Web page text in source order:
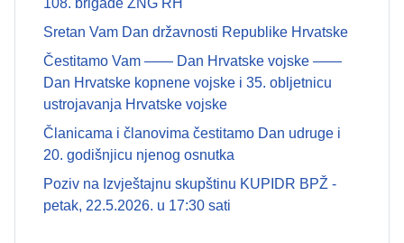
Sretan Vam Dan državnosti Republike Hrvatske
Čestitamo Vam —— Dan Hrvatske vojske ——
Dan Hrvatske kopnene vojske i 35. obljetnicu
ustrojavanja Hrvatske vojske
Članicama i članovima čestitamo Dan udruge i
20. godišnjicu njenog osnutka
Poziv na Izvještajnu skupštinu KUPIDR BPŽ -
petak, 22.5.2026. u 17:30 sati